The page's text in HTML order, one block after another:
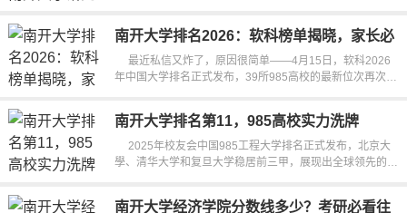
南开大学排名2026：软科榜单揭晓，家长必
最近私信又炸了，原因很简单——4月15日，软科2026
年中国大学排名正式发布，39所985高校的最新位次再次成
南开大学排名第11，985高校实力洗牌
2025年校友会中国985工程大学排名正式发布，北京大
學、清华大学和复旦大学稳居前三甲，展现出全球领先的学
南开大学经济学院分数线多少？考研必看往